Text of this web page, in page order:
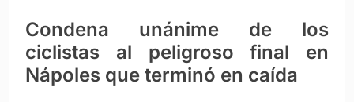
Condena unánime de los
ciclistas al peligroso final en
Nápoles que terminó en caída